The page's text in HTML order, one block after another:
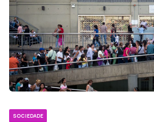
SOCIEDADE